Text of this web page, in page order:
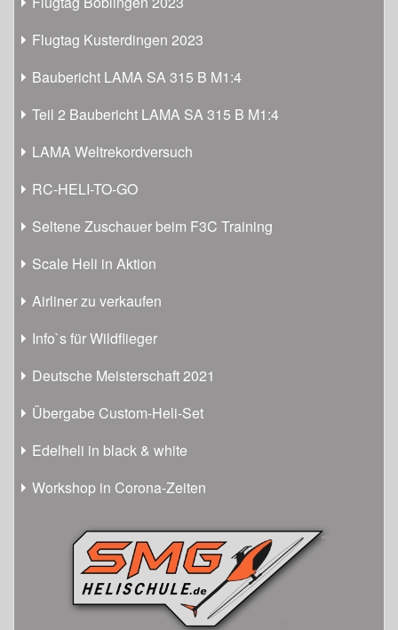
Flugtag Kusterdingen 2023
Baubericht LAMA SA 315 B M1:4
Teil 2 Baubericht LAMA SA 315 B M1:4
LAMA Weltrekordversuch
RC-HELI-TO-GO
Seltene Zuschauer beim F3C Training
Scale Heli in Aktion
Airliner zu verkaufen
Info`s für Wildflieger
Deutsche Meisterschaft 2021
Übergabe Custom-Heli-Set
Edelheli in black & white
Workshop in Corona-Zeiten